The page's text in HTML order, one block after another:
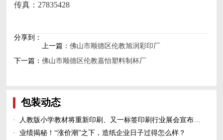
传真：27835428
分享到：
上一篇： 佛山市顺德区伦教旭润彩印厂
下一篇： 佛山市顺德区伦教嘉怡塑料制杯厂
包装动态
·
人教版小学教材将重新印刷、又一标签印刷行业展会宣布延期、5家造纸及包装印刷富豪上榜新财富500富人榜......
·
业绩揭秘！“涨价潮”之下，造纸企业日子过得怎么样？